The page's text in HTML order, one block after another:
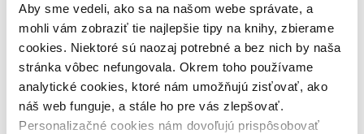
Aby sme vedeli, ako sa na našom webe správate, a
mohli vám zobraziť tie najlepšie tipy na knihy, zbierame
cookies. Niektoré sú naozaj potrebné a bez nich by naša
stránka vôbec nefungovala. Okrem toho používame
analytické cookies, ktoré nám umožňujú zisťovať, ako
náš web funguje, a stále ho pre vás zlepšovať.
Personalizačné cookies nám dovoľujú prispôsobovať
vypredaných)
Nové / čítané
čítaná (0 titulov)čítaná
čítaná - výborný stav (0 titulov)čítaná - výborný stav
čítaná - mierne opotrebovaná (0 titulov)čítaná - mierne
opotrebovaná